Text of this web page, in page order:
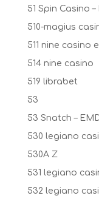
51 Spin Casino –
510-magius
511 nine casino
514 nine casino
519 librabet
53
53 Snatch –
530 legiano
530A Z
531 legiano
532 legiano